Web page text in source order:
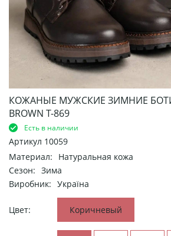
КОЖАНЫЕ МУЖСКИЕ ЗИМНИЕ
BROWN Т-869
Есть в наличии
Артикул 10059
Материал:
Натуральная кожа
Сезон: Зима
Виробник: Україна
Цвет: Коричневый